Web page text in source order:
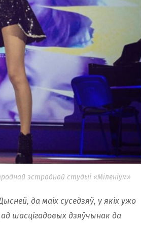
эстраднай студыі «Міленіум»
да маіх суседзяў, у якіх ужо
шасцігадовых дзяўчынак да